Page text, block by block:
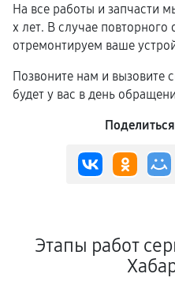
На все работы и запчасти
х лет. В случае
отремонтируем ваше
Позвоните нам и вызовите
будет у вас в день
Этапы работ